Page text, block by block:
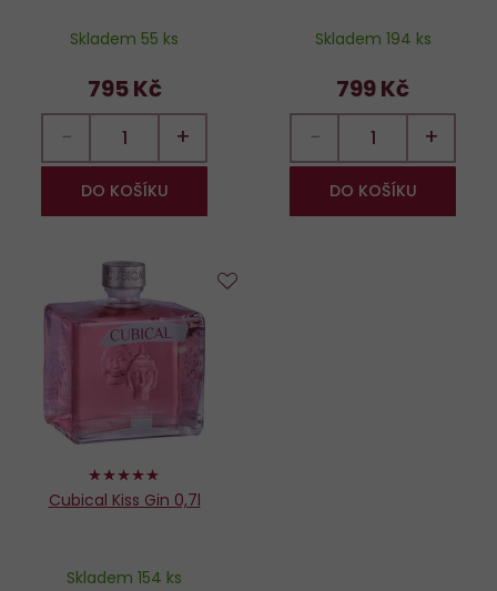
Skladem 55 ks
795 Kč
− +
DO KOŠÍKU
Skladem 194 ks
799 Kč
− +
DO KOŠÍKU
100%
Cubical Kiss Gin 0,7l
Skladem 154 ks